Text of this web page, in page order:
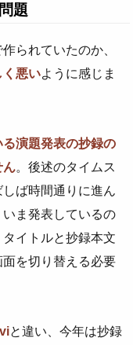
題
られていたのか、
く悪いように感じま
演題発表の抄録の
ん。後述のタイムス
ば時間通りに進ん
ま発表しているの
イトルと抄録本文
を切り替える必要
と違い、今年は抄録